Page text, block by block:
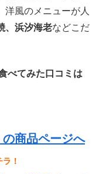
洋風のメニューが人
、浜汐海老などこだ
べてみた口コミは
商品ページへ
！